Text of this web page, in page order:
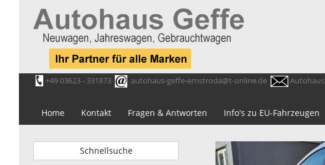
+49 03623 - 331873 autohaus-geffe-ernstroda@t-online.de
Home Kontakt Fragen & Antworten Info's zu EU-Fahrzeugen
Schnellsuche